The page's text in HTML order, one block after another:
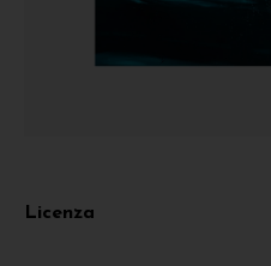
Licenza